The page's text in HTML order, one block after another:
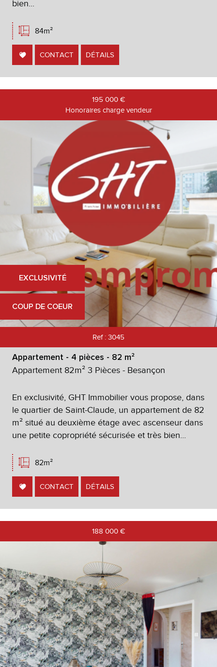
bien...
84m²
CONTACT DÉTAILS
EXCLUSIVITÉ
COUP DE COEUR
195 000 €
Honoraires charge vendeur
Ref : 3045
Appartement - 4 pièces - 82 m²
Appartement 82m² 3 Pièces - Besançon
En exclusivité, GHT Immobilier vous propose, dans
le quartier de Saint-Claude, un appartement de 82
m² situé au deuxième étage avec ascenseur dans
une petite copropriété sécurisée et très bien...
82m²
CONTACT DÉTAILS
188 000 €